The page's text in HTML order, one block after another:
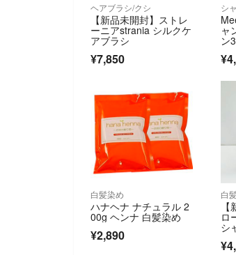
ヘアブラシ/クシ
【新品未開封】ストレ
ーニアstrania シルクケ
アブラシ
¥7,850
シ
ャ
ン
白髪染め
ハナヘナ ナチュラル 2
00g ヘンナ 白髪染め
¥2,890
白
ロ
シ